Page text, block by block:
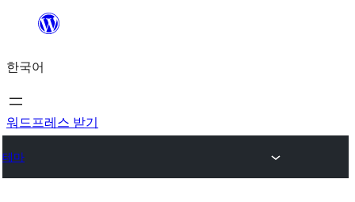
츠
로
바
가
한국어
워드프레스 받기
테마